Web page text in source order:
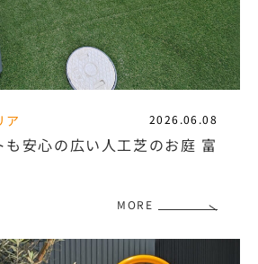
ア 2026.06.08
安心の広い人工芝のお庭 富
MORE